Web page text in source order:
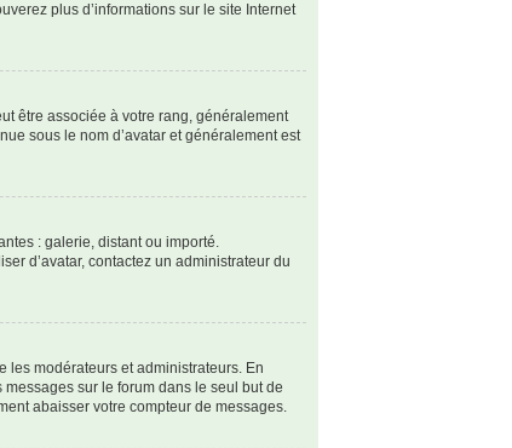
plus d’informations sur le site Internet
être associée à votre rang, généralement
sous le nom d’avatar et généralement est
: galerie, distant ou importé.
d’avatar, contactez un administrateur du
les modérateurs et administrateurs. En
sur le forum dans le seul but de
abaisser votre compteur de messages.